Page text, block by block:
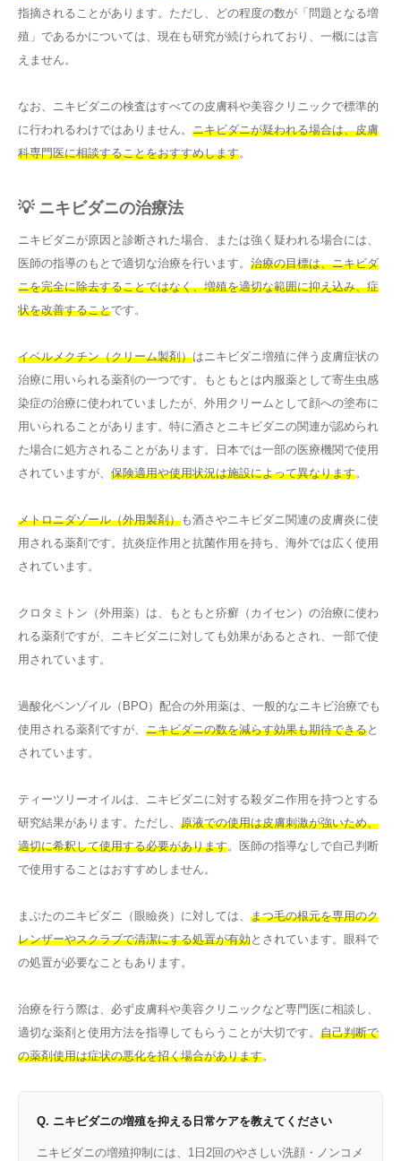
指摘されることがあります。ただし、どの程度の数が「問題となる増
殖」であるかについては、現在も研究が続けられており、一概には言
えません。
なお、ニキビダニの検査はすべての皮膚科や美容クリニックで標準的
に行われるわけではありません。 ニキビダニが疑われる場合は、皮膚
科専門医に相談することをおすすめします。
💡 ニキビダニの治療法
ニキビダニが原因と診断された場合、または強く疑われる場合には、
医師の指導のもとで適切な治療を行います。 治療の目標は、ニキビダ
ニを完全に除去することではなく、増殖を適切な範囲に抑え込み、症
状を改善することです。
イベルメクチン（クリーム製剤）はニキビダニ増殖に伴う皮膚症状の
治療に用いられる薬剤の一つです。もともとは内服薬として寄生虫感
染症の治療に使われていましたが、外用クリームとして顔への塗布に
用いられることがあります。特に酒さとニキビダニの関連が認められ
た場合に処方されることがあります。日本では一部の医療機関で使用
されていますが、 保険適用や使用状況は施設によって異なります。
メトロニダゾール（外用製剤）も酒さやニキビダニ関連の皮膚炎に使
用される薬剤です。抗炎症作用と抗菌作用を持ち、海外では広く使用
されています。
クロタミトン（外用薬）は、もともと疥癬（カイセン）の治療に使わ
れる薬剤ですが、ニキビダニに対しても効果があるとされ、一部で使
用されています。
過酸化ベンゾイル（BPO）配合の外用薬は、一般的なニキビ治療でも
使用される薬剤ですが、 ニキビダニの数を減らす効果も期待できると
されています。
ティーツリーオイルは、ニキビダニに対する殺ダニ作用を持つとする
研究結果があります。ただし、 原液での使用は皮膚刺激が強いため、
適切に希釈して使用する必要があります。医師の指導なしで自己判断
で使用することはおすすめしません。
まぶたのニキビダニ（眼瞼炎）に対しては、 まつ毛の根元を専用のク
レンザーやスクラブで清潔にする処置が有効とされています。眼科で
の処置が必要なこともあります。
治療を行う際は、必ず皮膚科や美容クリニックなど専門医に相談し、
適切な薬剤と使用方法を指導してもらうことが大切です。 自己判断で
の薬剤使用は症状の悪化を招く場合があります。
Q. ニキビダニの増殖を抑える日常ケアを教えてください
ニキビダニの増殖抑制には、1日2回のやさしい洗顔・ノンコメ